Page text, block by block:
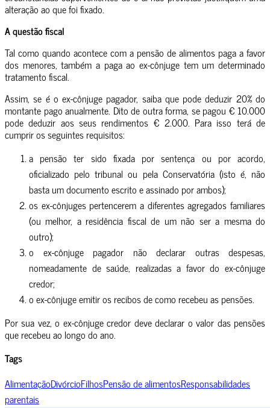
alteração ao que foi fixado.
A questão fiscal
Tal como quando acontece com a pensão de alimentos paga a favor
dos menores, também a paga ao ex-cônjuge tem um determinado
tratamento fiscal.
Assim, se é o ex-cônjuge pagador, saiba que pode deduzir 20% do
montante pago anualmente. Dito de outra forma, se pagou € 10.000
pode deduzir aos seus rendimentos € 2.000. Para isso terá de
cumprir os seguintes requisitos:
a pensão ter sido fixada por sentença ou por acordo,
oficializado pelo tribunal ou pela Conservatória (isto é, não
basta um documento escrito e assinado por ambos);
os ex-cônjuges pertencerem a diferentes agregados familiares
(ou melhor, a residência fiscal de um não ser a mesma do
outro);
o ex-cônjuge pagador não declarar outras despesas,
nomeadamente de saúde, realizadas a favor do ex-cônjuge
credor;
o ex-cônjuge emitir os recibos de como recebeu as pensões.
Por sua vez, o ex-cônjuge credor deve declarar o valor das pensões
que recebeu ao longo do ano.
Tags
AlimentaçãoDivórcioFilhosPensão de alimentosResponsabilidades
parentais